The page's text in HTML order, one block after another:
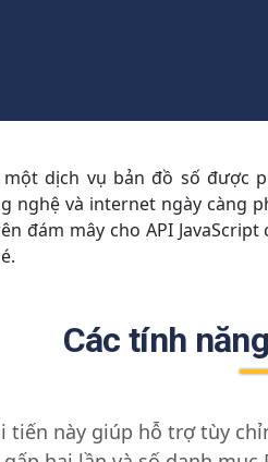
dịch vụ bản đồ số được
nghệ và internet ngày càng
đám mây cho API JavaScript
Các tính
tiến này giúp hỗ trợ tùy